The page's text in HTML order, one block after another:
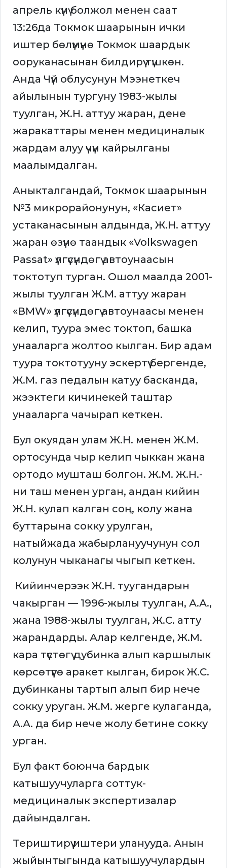
апрель күнү болжол менен саат
13:26да Токмок шаарынын ички
иштер бөлүмүнө Токмок шаардык
ооруканасынан билдирүү түшкөн.
Анда Чүй облусунун Мээнеткеч
айылынын тургуну 1983-жылы
туулган, Ж.Н. аттуу жаран, дене
жаракаттары менен медициналык
жардам алуу үчүн кайрылганы
маалымдалган.
Аныкталгандай, Токмок шаарынын
№3 микрорайонунун, «Касиет»
устаканасынын алдында, Ж.Н. аттуу
жаран өзүнө таандык «Volkswagen
Passat» үлгүсүндөгү автоунаасын
токтотуп турган. Ошол маалда 2001-
жылы туулган Ж.М. аттуу жаран
«BMW» үлгүсүндөгү автоунаасы менен
келип, туура эмес токтоп, башка
унааларга жолтоо кылган. Бир адам
туура токтотууну эскертүү бергенде,
Ж.М. газ педалын катуу басканда,
жээктеги кичинекей таштар
унааларга чачырап кеткен.
Бул окуядан улам Ж.Н. менен Ж.М.
ортосунда чыр келип чыккан жана
ортодо мушташ болгон. Ж.М. Ж.Н.-
ни таш менен урган, андан кийин
Ж.Н. кулап калган соң, колу жана
буттарына сокку урулган,
натыйжада жабырлануучунун сол
колунун чыканагы чыгып кеткен.
Кийинчерээк Ж.Н. туугандарын
чакырган — 1996-жылы туулган, А.А.,
жана 1988-жылы туулган, Ж.С. атту
жарандарды. Алар келгенде, Ж.М.
кара түстөгү дубинка алып каршылык
көрсөтүүгө аракет кылган, бирок Ж.С.
дубинканы тартып алып бир нече
сокку уруган. Ж.М. жерге кулаганда,
А.А. да бир нече жолу бетине сокку
урган.
Бул факт боюнча бардык
катышуучуларга соттук-
медициналык экспертизалар
дайындалган.
Териштирүү иштери уланууда. Анын
жыйынтыгында катышуучулардын